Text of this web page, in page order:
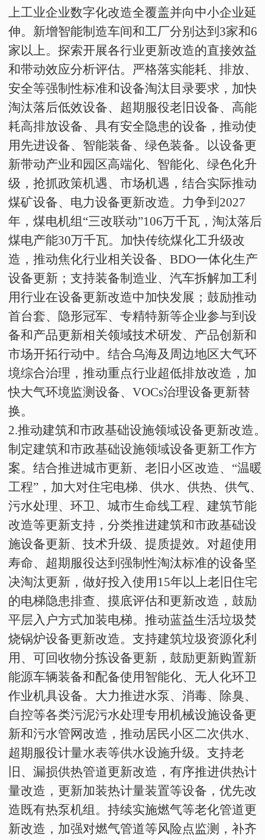
上工业企业数字化改造全覆盖并向中小企业延
伸。新增智能制造车间和工厂分别达到 3家和6
家以上。探索开展各行业更新改造的直接效益
和带动效应分析评估。严格落实能耗、排放、
安全等强制性标准和设备淘汰目录要求，加快
淘汰落后低效设备、超期服役老旧设备、高能
耗高排放设备、具有安全隐患的设备，推动使
用先进设备、智能装备、绿色装备。以设备更
新带动产业和园区高端化、智能化、绿色化升
级，抢抓政策机遇、市场机遇，结合实际推动
煤矿设备、电力设备更新改造。力争到 2027
年，煤电机组“三改联动”106万千瓦，淘汰落后
煤电产能30万千瓦。加快传统煤化工升级改
造，推动焦化行业相关设备、BDO一体化生产
设备更新；支持装备制造业、汽车拆解加工利
用行业在设备更新改造中加快发展；鼓励推动
首台套、隐形冠军、专精特新等企业参与到设
备和产品更新相关领域技术研发、产品创新和
市场开拓行动中。结合乌海及周边地区大气环
境综合治理，推动重点行业超低排放改造，加
快大气环境监测设备、VOCs治理设备更新替
换。
2.推动建筑和市政基础设施领域设备更新改造
制定建筑和市政基础设施领域设备更新工作方
案。结合推进城市更新、老旧小区改造、“温暖
工程”，加大对住宅电梯、供水、供热、供气、
污水处理、环卫、城市生命线工程、建筑节能
改造等更新支持，分类推进建筑和市政基础设
施设备更新、技术升级、提质提效。对超使用
寿命、超期服役达到强制性淘汰标准的设备坚
决淘汰更新，做好投入使用 15年以上老旧住宅
的电梯隐患排查、摸底评估和更新改造，鼓励
平层入户方式加装电梯。推动蓝益生活垃圾焚
烧锅炉设备更新改造。支持建筑垃圾资源化利
用、可回收物分拣设备更新，鼓励更新购置新
能源车辆装备和配备使用智能化、无人化环卫
作业机具设备。大力推进水泵、消毒、除臭、
自控等各类污泥污水处理专用机械设施设备更
新和污水管网改造，推动居民小区二次供水、
超期服役计量水表等供水设施升级。支持老
旧、漏损供热管道更新改造，有序推进供热计
量改造，更新加装热计量装置等设备，优先改
造既有热泵机组。持续实施燃气等老化管道更
新改造，加强对燃气管道等风险点监测，补齐